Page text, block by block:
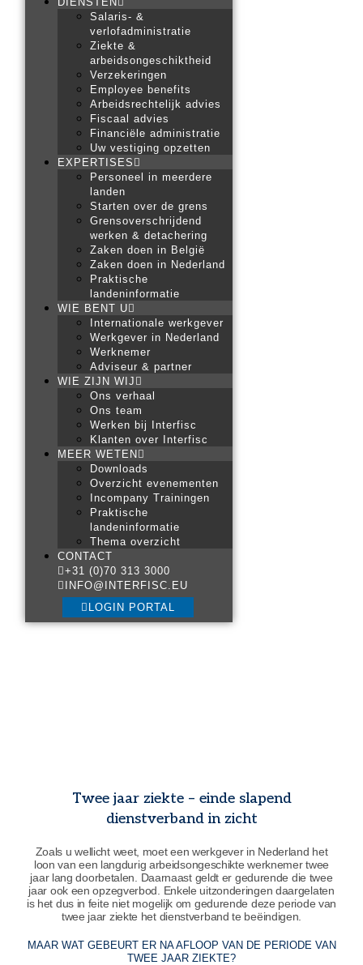
Salaris- &
verlofadministratie
Ziekte &
arbeidsongeschiktheid
Verzekeringen
Employee benefits
Arbeidsrechtelijk advies
Fiscaal advies
Financiële administratie
Uw vestiging opzetten
EXPERTISES
Personeel in meerdere
landen
Starten over de grens
Grensoverschrijdend
werken & detachering
Zaken doen in België
Zaken doen in Nederland
Praktische
landeninformatie
WIE BENT U
Internationale werkgever
Werkgever in Nederland
Werknemer
Adviseur & partner
WIE ZIJN WIJ
Ons verhaal
Ons team
Werken bij Interfisc
Klanten over Interfisc
MEER WETEN
Downloads
Overzicht evenementen
Incompany Trainingen
Praktische
landeninformatie
Thema overzicht
CONTACT
+31 (0)70 313 3000
INFO@INTERFISC.EU
LOGIN PORTAL
Twee jaar ziekte – einde slapend
dienstverband in zicht
Zoals u wellicht weet, moet een werkgever in Nederland het
loon van een langdurig arbeidsongeschikte werknemer twee
jaar lang doorbetalen. Daarnaast geldt er gedurende die twee
jaar ook een opzegverbod. Enkele uitzonderingen daargelaten
is het dus in feite niet mogelijk om gedurende deze periode van
twee jaar ziekte het dienstverband te beëindigen.
MAAR WAT GEBEURT ER NA AFLOOP VAN DE PERIODE VAN
TWEE JAAR ZIEKTE?